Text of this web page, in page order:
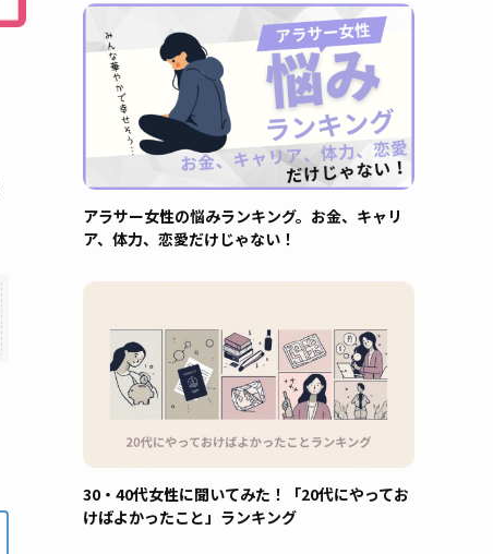
アラサー女性の悩みランキング。お金、キャリ
ア、体力、恋愛だけじゃない！
30・40代女性に聞いてみた！「20代にやってお
けばよかったこと」ランキング